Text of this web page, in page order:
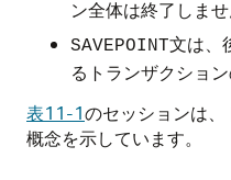
ン全体は終了しませ
SAVEPOINT文は、
るトランザクショ
表11-1のセッションは
概念を示しています。